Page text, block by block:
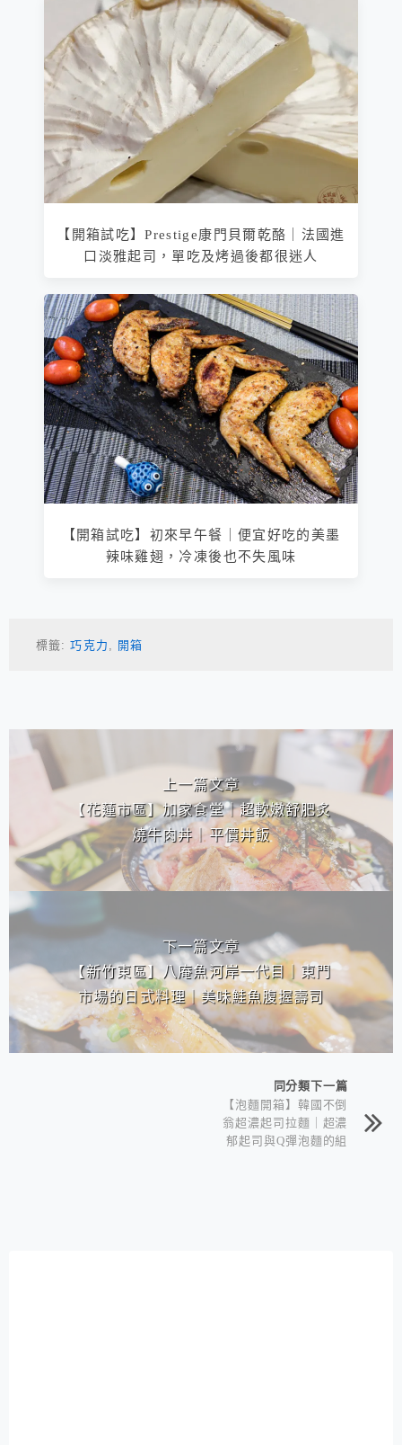
【開箱試吃】Prestige康門貝爾乾酪｜法國進
口淡雅起司，單吃及烤過後都很迷人
【開箱試吃】初來早午餐｜便宜好吃的美墨
辣味雞翅，冷凍後也不失風味
標籤:巧克力 , 開箱
相連文章
上一篇文章
【花蓮市區】加家食堂｜超軟嫩舒肥炙
燒牛肉丼｜平價丼飯
下一篇文章
【新竹東區】八庵魚河岸一代目｜東門
市場的日式料理｜美味鮭魚腹握壽司
同分類下一篇
【泡麵開箱】韓國不倒
翁超濃起司拉麵｜超濃
郁起司與Q彈泡麵的組